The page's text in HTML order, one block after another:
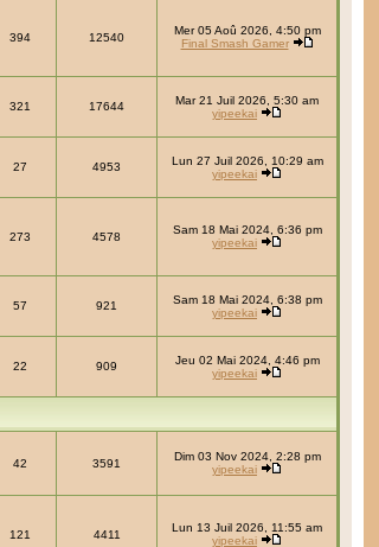
394 12540
Mer 05 Aoû 2026, 4:50 pm
Final Smash Gamer
321 17644
Mar 21 Juil 2026, 5:30 am
yipeekai
27 4953
Lun 27 Juil 2026, 10:29 am
yipeekai
273 4578
Sam 18 Mai 2024, 6:36 pm
yipeekai
57 921
Sam 18 Mai 2024, 6:38 pm
yipeekai
22 909
Jeu 02 Mai 2024, 4:46 pm
yipeekai
42 3591
Dim 03 Nov 2024, 2:28 pm
yipeekai
121 4411
Lun 13 Juil 2026, 11:55 am
yipeekai